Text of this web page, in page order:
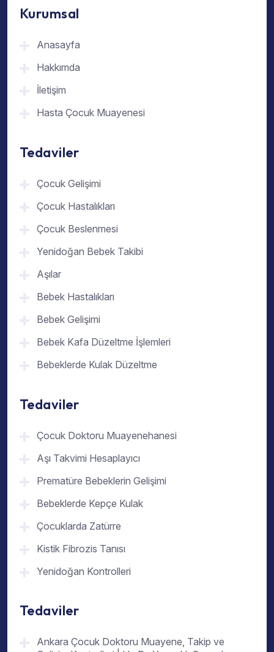
Kurumsal
Anasayfa
Hakkımda
İletişim
Hasta Çocuk Muayenesi
Tedaviler
Çocuk Gelişimi
Çocuk Hastalıkları
Çocuk Beslenmesi
Yenidoğan Bebek Takibi
Aşılar
Bebek Hastalıkları
Bebek Gelişimi
Bebek Kafa Düzeltme İşlemleri
Bebeklerde Kulak Düzeltme
Tedaviler
Çocuk Doktoru Muayenehanesi
Aşı Takvimi Hesaplayıcı
Prematüre Bebeklerin Gelişimi
Bebeklerde Kepçe Kulak
Çocuklarda Zatürre
Kistik Fibrozis Tanısı
Yenidoğan Kontrolleri
Tedaviler
Ankara Çocuk Doktoru Muayene, Takip ve